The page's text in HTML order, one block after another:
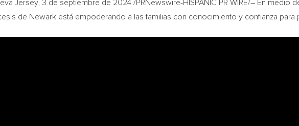
Jersey, 3 de septiembre de 2024 /PRNewswire-HISPANIC PR WIRE/– En
de Newark está empoderando a las familias con conocimiento y confianza